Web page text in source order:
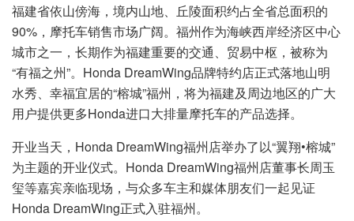
福建省依山傍海，境内山地、丘陵面积约占全省总面积的
90%，摩托车销售市场广阔。福州作为海峡西岸经济区中心
城市之一，长期作为福建重要的交通、贸易中枢，被称为
“有福之州”。Honda DreamWing品牌特约店正式落地山明
水秀、幸福宜居的“榕城”福州，将为福建及周边地区的广大
用户提供更多Honda进口大排量摩托车的产品选择。
开业当天，Honda DreamWing福州店举办了以“翼翔•榕城”
为主题的开业仪式。Honda DreamWing福州店董事长周玉
玺等嘉宾亲临现场，与众多车主和媒体朋友们一起见证
Honda DreamWing正式入驻福州。